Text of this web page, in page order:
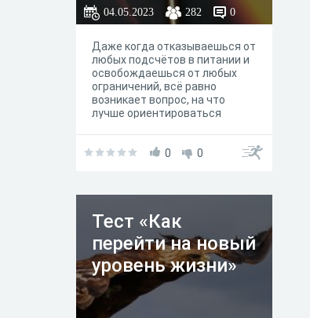
04.05.2023 282 0
Даже когда отказываешься от
любых подсчётов в питании и
освобождаешься от любых
ограничений, всё равно
возникает вопрос, на что
лучше ориентироваться
0 0
Тест «Как
перейти на новый
уровень жизни»